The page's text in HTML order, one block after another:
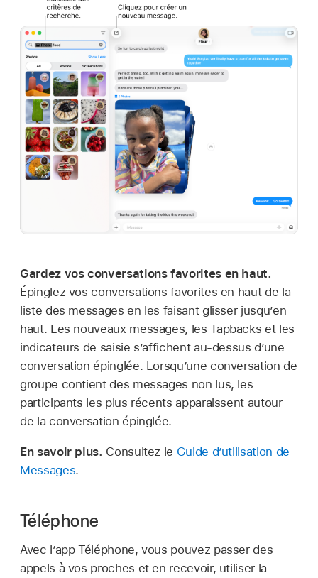
Gardez vos conversations favorites en haut.
Épinglez vos conversations favorites en haut de la
liste des messages en les faisant glisser jusqu’en
haut. Les nouveaux messages, les Tapbacks et les
indicateurs de saisie s’affichent au-dessus d’une
conversation épinglée. Lorsqu’une conversation de
groupe contient des messages non lus, les
participants les plus récents apparaissent autour
de la conversation épinglée.
En savoir plus. Consultez le Guide d’utilisation de
Messages.
Téléphone
Avec l’app Téléphone, vous pouvez passer des
appels à vos proches et en recevoir, utiliser la